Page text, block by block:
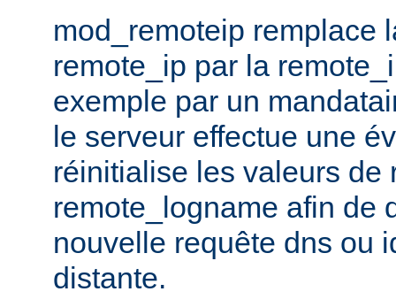
mod_remoteip remplace
remote_ip par la
exemple par un
le serveur effectue une
réinitialise les valeurs de
remote_logname afin de
nouvelle requête dns ou
distante.